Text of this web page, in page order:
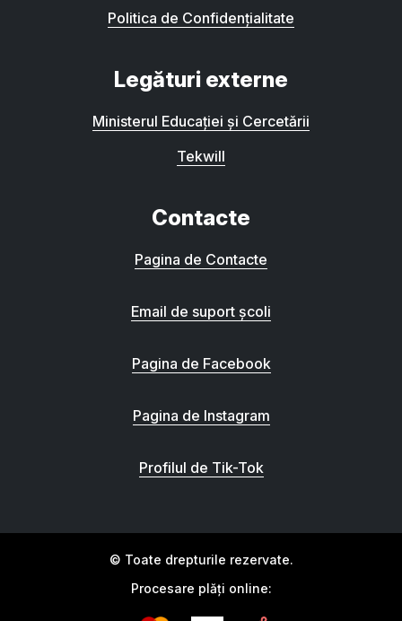
Politica de Confidențialitate
Legături externe
Ministerul Educației și Cercetării
Tekwill
Contacte
Pagina de Contacte
Email de suport școli
Pagina de Facebook
Pagina de Instagram
Profilul de Tik-Tok
© Toate drepturile rezervate.
Procesare plăți online: